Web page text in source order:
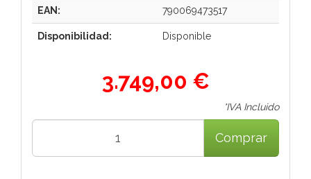
EAN: 790069473517
Disponibilidad: Disponible
3.749,00 €
*IVA Incluido
Comprar